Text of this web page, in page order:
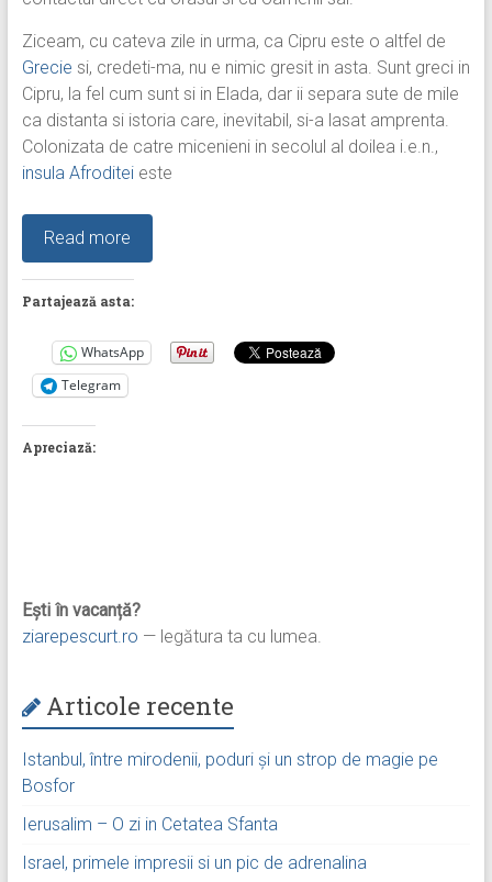
Ziceam, cu cateva zile in urma, ca Cipru este o altfel de
Grecie si, credeti-ma, nu e nimic gresit in asta. Sunt greci in
Cipru, la fel cum sunt si in Elada, dar ii separa sute de mile
ca distanta si istoria care, inevitabil, si-a lasat amprenta.
Colonizata de catre micenieni in secolul al doilea i.e.n.,
insula Afroditei este
Read more
Partajează asta:
WhatsApp
Telegram
Apreciază:
Ești în vacanță?
ziarepescurt.ro — legătura ta cu lumea.
Articole recente
Istanbul, între mirodenii, poduri și un strop de magie pe
Bosfor
Ierusalim – O zi in Cetatea Sfanta
Israel, primele impresii si un pic de adrenalina